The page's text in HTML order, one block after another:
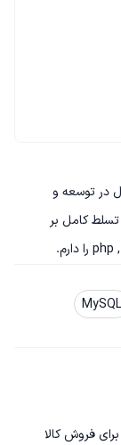
نویس وب با تجربه بیش از ۵ سال در توسعه و
هستم. تسلط کامل بر
MySQL
فروش کالا